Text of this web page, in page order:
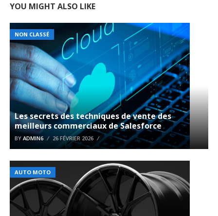
YOU MIGHT ALSO LIKE
NON CLASSÉ
Les secrets des techniques de vente des
meilleurs commerciaux de Salesforce
BY ADMIN6 26 FÉVRIER 2026
AUTO MOTO